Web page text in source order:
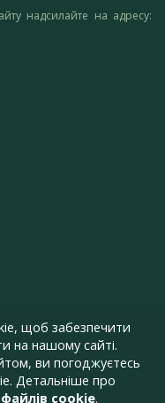
надсилайте на адресу:
щоб забезпечити
на нашому сайті.
ви погоджуєтесь
Детальніше про
cookie.